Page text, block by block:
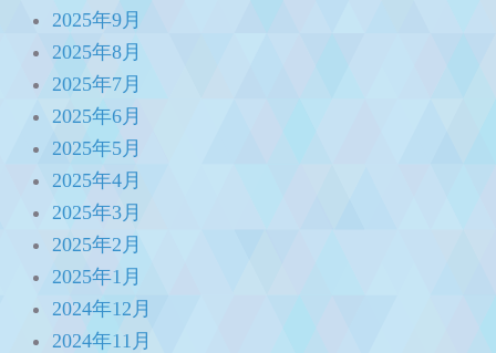
2025年9月
2025年8月
2025年7月
2025年6月
2025年5月
2025年4月
2025年3月
2025年2月
2025年1月
2024年12月
2024年11月